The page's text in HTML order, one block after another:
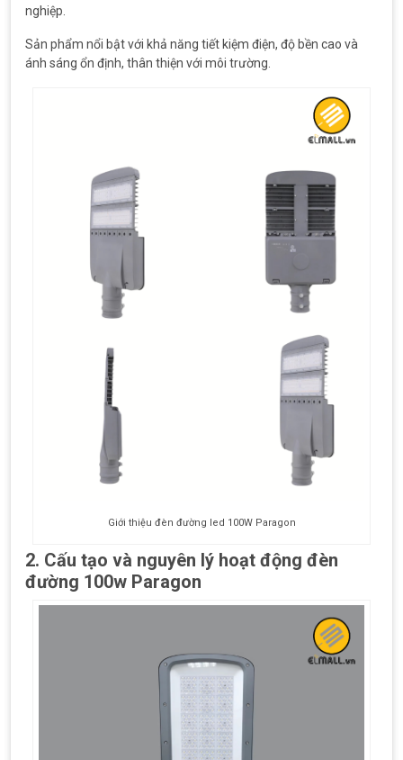
nghiệp.
Sản phẩm nổi bật với khả năng tiết kiệm điện, độ bền cao và
ánh sáng ổn định, thân thiện với môi trường.
Giới thiệu đèn đường led 100W Paragon
2. Cấu tạo và nguyên lý hoạt động đèn
đường 100w Paragon